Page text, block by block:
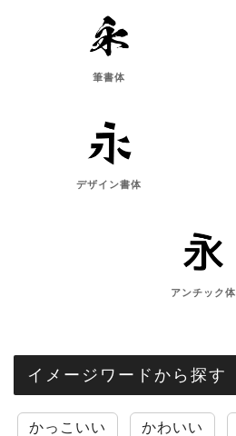
筆書体
デザイン書体
アンチック体
イメージワードから探す
かっこいい かわいい